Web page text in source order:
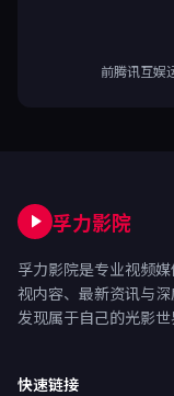
前腾讯互娱
孚力影院
孚力影院是专业视频
视内容、最新资讯与
发现属于自己的光影世
快速链接